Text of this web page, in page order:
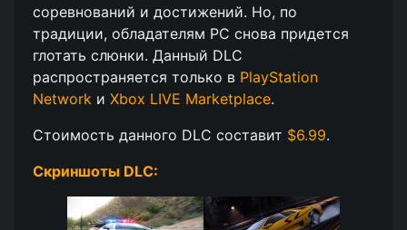
соревнований и достижений. Но, по
традиции, обладателям PC снова придется
глотать слюнки. Данный DLC
распространяется только в PlayStation
Network и Xbox LIVE Marketplace.
Стоимость данного DLC составит $6.99.
Скриншоты DLC: